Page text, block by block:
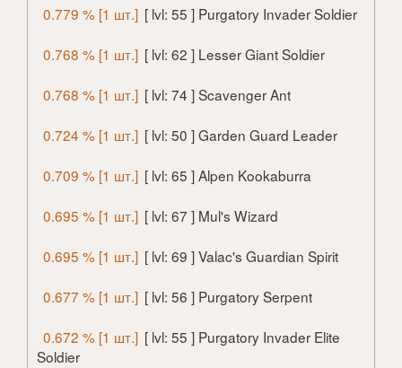
0.779 % [1 шт.] [ lvl: 55 ] Purgatory Invader Soldier
0.768 % [1 шт.] [ lvl: 62 ] Lesser Giant Soldier
0.768 % [1 шт.] [ lvl: 74 ] Scavenger Ant
0.724 % [1 шт.] [ lvl: 50 ] Garden Guard Leader
0.709 % [1 шт.] [ lvl: 65 ] Alpen Kookaburra
0.695 % [1 шт.] [ lvl: 67 ] Mul's Wizard
0.695 % [1 шт.] [ lvl: 69 ] Valac's Guardian Spirit
0.677 % [1 шт.] [ lvl: 56 ] Purgatory Serpent
0.672 % [1 шт.] [ lvl: 55 ] Purgatory Invader Elite
Soldier